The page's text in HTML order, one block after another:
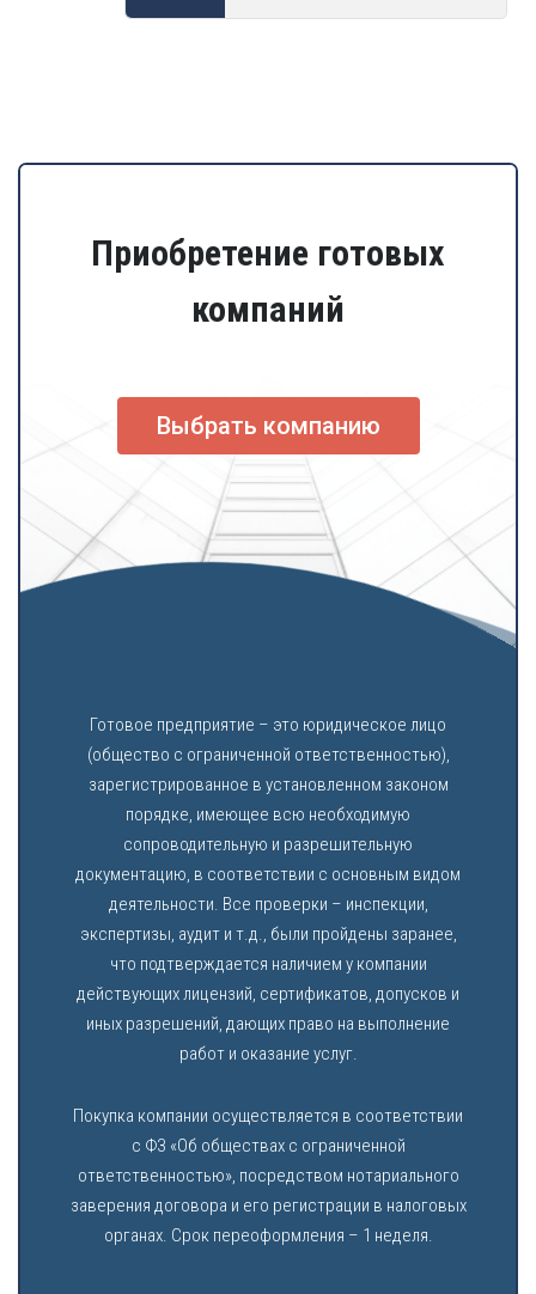
Приобретение готовых
компаний
Выбрать компанию
Готовое предприятие – это юридическое лицо
(общество с ограниченной ответственностью),
зарегистрированное в установленном законом
порядке, имеющее всю необходимую
сопроводительную и разрешительную
документацию, в соответствии с основным видом
деятельности. Все проверки – инспекции,
экспертизы, аудит и т.д., были пройдены заранее,
что подтверждается наличием у компании
действующих лицензий, сертификатов, допусков и
иных разрешений, дающих право на выполнение
работ и оказание услуг.
Покупка компании осуществляется в соответствии
с ФЗ «Об обществах с ограниченной
ответственностью», посредством нотариального
заверения договора и его регистрации в налоговых
органах. Срок переоформления – 1 неделя.